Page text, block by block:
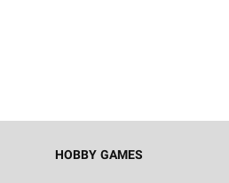
HOBBY GAMES
Белая смерть
12 990